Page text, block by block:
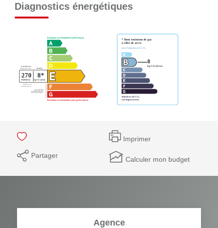
Diagnostics énergétiques
Imprimer
Partager Calculer mon budget
Agence